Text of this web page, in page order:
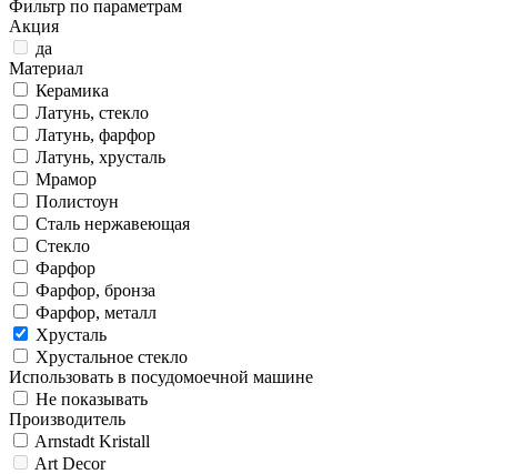
Фильтр по параметрам
Акция
да
Материал
Керамика
Латунь, стекло
Латунь, фарфор
Латунь, хрусталь
Мрамор
Полистоун
Сталь нержавеющая
Стекло
Фарфор
Фарфор, бронза
Фарфор, металл
Хрусталь
Хрустальное стекло
Использовать в посудомоечной машине
Не показывать
Производитель
Arnstadt Kristall
Art Decor